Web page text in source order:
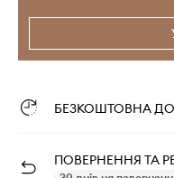
БЕЗКОШТОВНА
ПОВЕРНЕННЯ ТА